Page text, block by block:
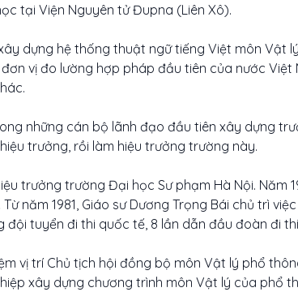
tại Viện Nguyên tử Đupna (Liên Xô).
dựng hệ thống thuật ngữ tiếng Việt môn Vật
vị đo lường hợp pháp đầu tiên của nước Việt
những cán bộ lãnh đạo đầu tiên xây dựng
trưởng, rồi làm hiệu trưởng trường này.
trưởng trường Đại học Sư phạm Hà Nội. Năm
năm 1981, Giáo sư Dương Trọng Bái chủ trì
tuyển đi thi quốc tế, 8 lần dẫn đầu đoàn đi
vị trí Chủ tịch hội đồng bộ môn Vật lý phổ
xây dựng chương trình môn Vật lý của phổ